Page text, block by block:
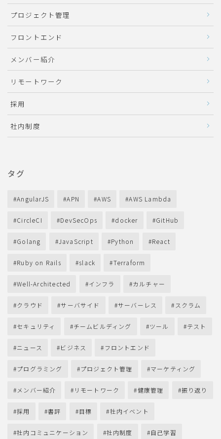
プロジェクト管理
フロントエンド
メンバー紹介
リモートワーク
採用
社内制度
タグ
AngularJS APN AWS AWS Lambda
CircleCI DevSecOps docker GitHub
Golang JavaScript Python React
Ruby on Rails slack Terraform
Well-Architected インフラ カルチャー
クラウド サーバサイド サーバーレス スクラム
セキュリティ チームビルディング ツール テスト
ニュース ビジネス フロントエンド
プログラミング プロジェクト管理 マーケティング
メンバー紹介 リモートワーク 健康管理 振り返り
採用 書評 目標 社内イベント
社内コミュニケーション 社内制度 自己学習